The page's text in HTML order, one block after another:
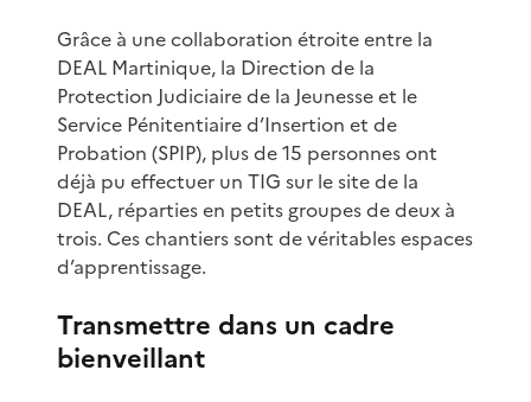
Grâce à une collaboration étroite entre la
DEAL Martinique, la Direction de la
Protection Judiciaire de la Jeunesse et le
Service Pénitentiaire d’Insertion et de
Probation (SPIP), plus de 15 personnes ont
déjà pu effectuer un TIG sur le site de la
DEAL, réparties en petits groupes de deux à
trois. Ces chantiers sont de véritables espaces
d’apprentissage.
Transmettre dans un cadre
bienveillant